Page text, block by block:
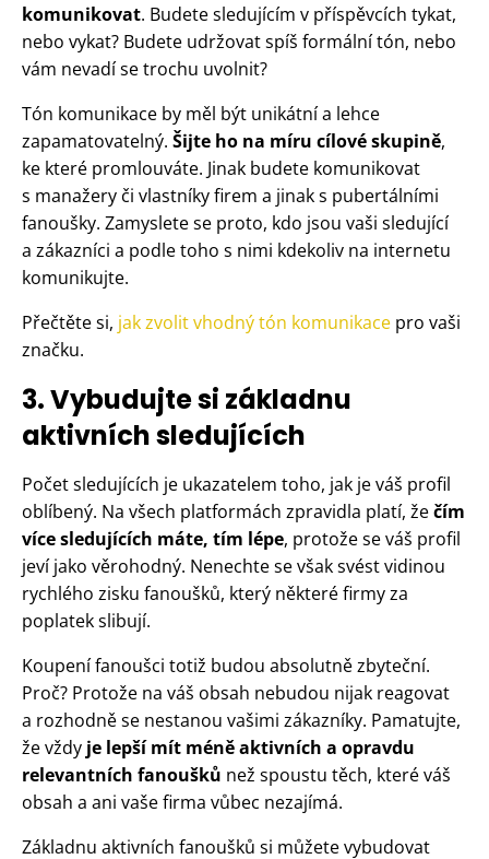
komunikovat. Budete sledujícím v příspěvcích tykat,
nebo vykat? Budete udržovat spíš formální tón, nebo
vám nevadí se trochu uvolnit?
Tón komunikace by měl být unikátní a lehce
zapamatovatelný. Šijte ho na míru cílové skupině,
ke které promlouváte. Jinak budete komunikovat
s manažery či vlastníky firem a jinak s pubertálními
fanoušky. Zamyslete se proto, kdo jsou vaši sledující
a zákazníci a podle toho s nimi kdekoliv na internetu
komunikujte.
Přečtěte si, jak zvolit vhodný tón komunikace pro vaši
značku.
3. Vybudujte si základnu
aktivních sledujících
Počet sledujících je ukazatelem toho, jak je váš profil
oblíbený. Na všech platformách zpravidla platí, žečím
více sledujících máte, tím lépe, protože se váš profil
jeví jako věrohodný. Nenechte se však svést vidinou
rychlého zisku fanoušků, který některé firmy za
poplatek slibují.
Koupení fanoušci totiž budou absolutně zbyteční.
Proč? Protože na váš obsah nebudou nijak reagovat
a rozhodně se nestanou vašimi zákazníky. Pamatujte,
že vždy je lepší mít méně aktivních a opravdu
relevantních fanoušků než spoustu těch, které váš
obsah a ani vaše firma vůbec nezajímá.
Základnu aktivních fanoušků si můžete vybudovat